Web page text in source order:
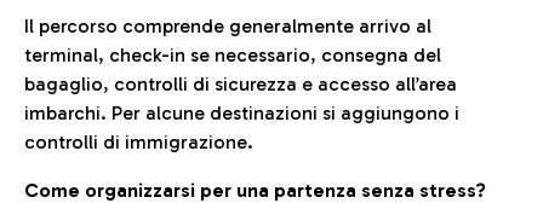
Il percorso comprende generalmente arrivo al
terminal, check-in se necessario, consegna del
bagaglio, controlli di sicurezza e accesso all’area
imbarchi. Per alcune destinazioni si aggiungono i
controlli di immigrazione.
Come organizzarsi per una partenza senza stress?